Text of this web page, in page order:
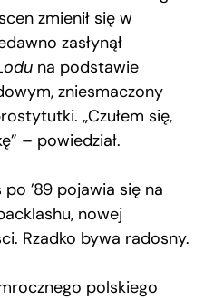
zmienił się w
zasłynął
na podstawie
zniesmaczony
„Czułem się,
– powiedział.
’89 pojawia się na
nowej
Rzadko bywa radosny.
polskiego